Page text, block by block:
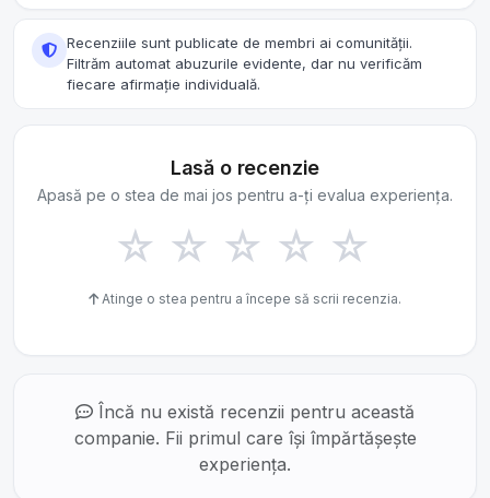
Recenziile sunt publicate de membri ai comunității.
Filtrăm automat abuzurile evidente, dar nu verificăm
fiecare afirmație individuală.
Lasă o recenzie
Apasă pe o stea de mai jos pentru a-ți evalua experiența.
☆ ☆ ☆ ☆ ☆
Atinge o stea pentru a începe să scrii recenzia.
Încă nu există recenzii pentru această
companie. Fii primul care își împărtășește
experiența.